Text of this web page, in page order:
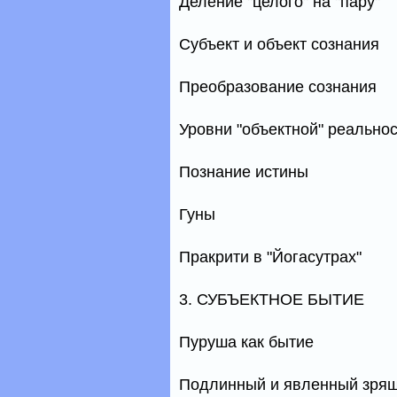
Субъект и объект сознания
Преобразование сознания
Уровни "объектной"
Познание истины
Гуны
Пракрити в "Йогасутрах"
3. СУБЪЕКТНОЕ БЫТИЕ
Пуруша как бытие
Подлинный и явленный